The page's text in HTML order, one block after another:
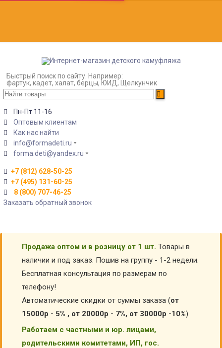
Быстрый поиск по сайту. Например:
фартук, кадет, халат, берцы, ЮИД, Щелкунчик
Пн-Пт 11-16
Оптовым клиентам
Как нас найти
info@formadeti.ru
forma.deti@yandex.ru
+7 (812) 628-50-25
+7 (495) 131-60-25
8 (800) 707-46-25
Заказать обратный звонок
Продажа оптом и в розницу от 1 шт. Товары в
наличии и под заказ. Пошив на группу - 1-2 недели.
Бесплатная консультация по размерам по
телефону!
Автоматические скидки от суммы заказа (от
15000р - 5% , от 20000р - 7%, от 30000р -10%).
Работаем с частными и юр. лицами,
родительскими комитетами, ИП, гос.